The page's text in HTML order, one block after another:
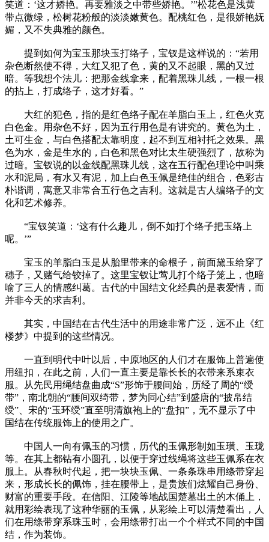
笑道：‘这才娇艳。再要雅淡之中带些娇艳。’”松花色是浅黄
带点微绿，松树花粉般的淡淡嫩黄色。配桃红色，是很娇艳妩
媚，又不失典雅的颜色。
提到如何为宝玉那块玉打络子，宝钗是这样说的：“若用
杂色断然使不得，大红又犯了色，黄的又不起眼，黑的又过
暗。等我想个法儿：把那金线拿来，配着黑珠儿线，一根一根
的拈上，打成络子，这才好看。”
大红的犯色，指的是红色络子配在羊脂白玉上，红色火克
白色金。用杂色不好，因为五行用色是有讲究的。黄色为土，
土可生金，与白色搭配太靠明度，起不到互相衬托之效果。黑
色为水，金是生水的，白色和黑色对比太生硬强烈了，故称为
过暗。宝钗说的以金线配黑珠儿线，这在五行配色理论中叫乘
水和泥局，有水又有泥，加上白色玉佩是绝佳的组合，色彩古
朴谐调，寓意又非常合五行色之吉利。这就是古人编络子的文
化和艺术修养。
“宝钗笑道：‘这有什么趣儿，倒不如打个络子把玉络上
呢。’”
宝玉的羊脂白玉是从胎里带来的命根子，前面黛玉给穿了
穗子，又赌气给铰掉了。这里宝钗让莺儿打个络子笼上，也暗
喻了三人的情感纠葛。古代的中国结文化经典的是表爱情，而
并非今天的求吉利。
其实，中国结在古代生活中的用途非常广泛，远不止《红
楼梦》中提到的这些情况。
一直到明代中叶以后，中原地区的人们才在服饰上普遍使
用纽扣，在此之前，人们一直主要是靠长长的衣带来系束衣
服。从先民用绳结盘曲成“S”形饰于腰间始，历经了周的“绶
带”，南北朝的“腰间双绮带，梦为同心结”到盛唐的“披帛结
绶”、宋的“玉环绶”直至明清旗袍上的“盘扣”，无不显示了中
国结在传统服饰上的使用之广。
中国人一向有佩玉的习惯，历代的玉佩形制如玉璜、玉珑
等。在其上都钻有小圆孔，以便于穿过线绳将这些玉佩系在衣
服上。从春秋时代起，把一块块玉佩、一条条珠串用绦带穿起
来，形成长长的佩饰，挂在腰带上，是贵族们炫耀自己身份、
财富的重要手段。在信阳、江陵等地战国楚墓出土的木俑上，
就用彩绘表现了这种华丽的玉佩，从彩绘上可以清楚看出，人
们在用绦带穿系珠玉时，会用绦带打出一个个样式不同的中国
结，作为装饰。